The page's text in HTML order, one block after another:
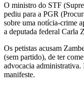
O ministro do STF
pediu para a PGR
sobre uma notícia-crime
a deputada federal Carla
Os petistas acusam
(sem partido), de ter
advocacia administrativa.
manifeste.